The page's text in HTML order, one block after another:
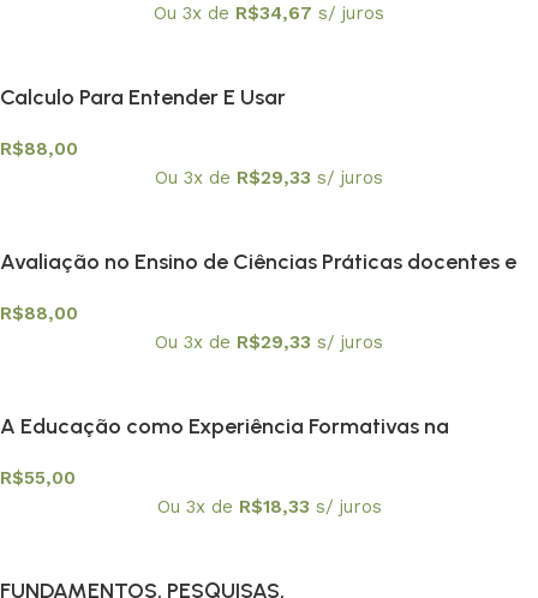
Ou 3x de R$34,67 s/ juros
Calculo Para Entender E Usar
R$88,00
Ou 3x de R$29,33 s/ juros
Avaliação no Ensino de Ciências Práticas docentes e
R$88,00
Ou 3x de R$29,33 s/ juros
A Educação como Experiência Formativas na
R$55,00
Ou 3x de R$18,33 s/ juros
FUNDAMENTOS, PESQUISAS,